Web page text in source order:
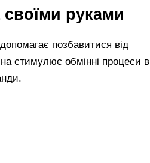
руками
позбавитися від
стимулює обмінні процеси в